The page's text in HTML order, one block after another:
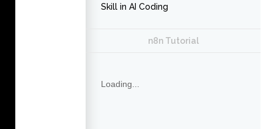
Skill in AI Coding
n8n Tutorial
Loading...